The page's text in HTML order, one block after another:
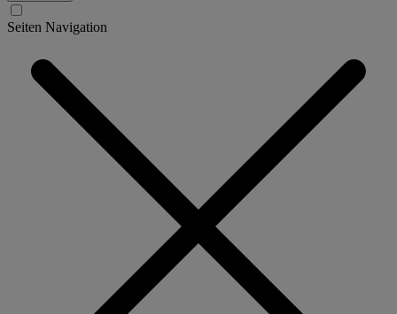
Seiten Navigation